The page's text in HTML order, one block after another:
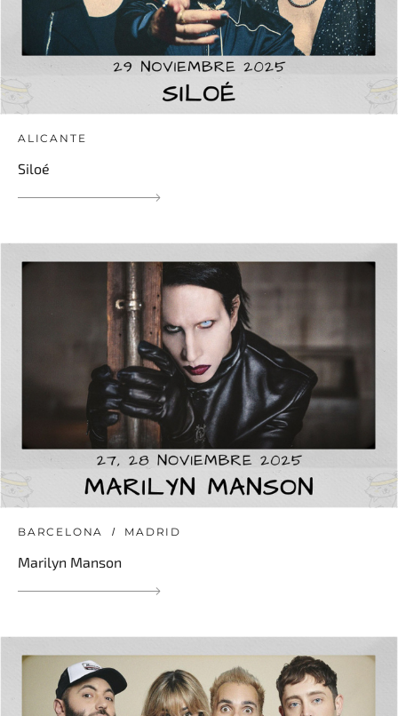
ALICANTE
Siloé
BARCELONA MADRID
Marilyn Manson